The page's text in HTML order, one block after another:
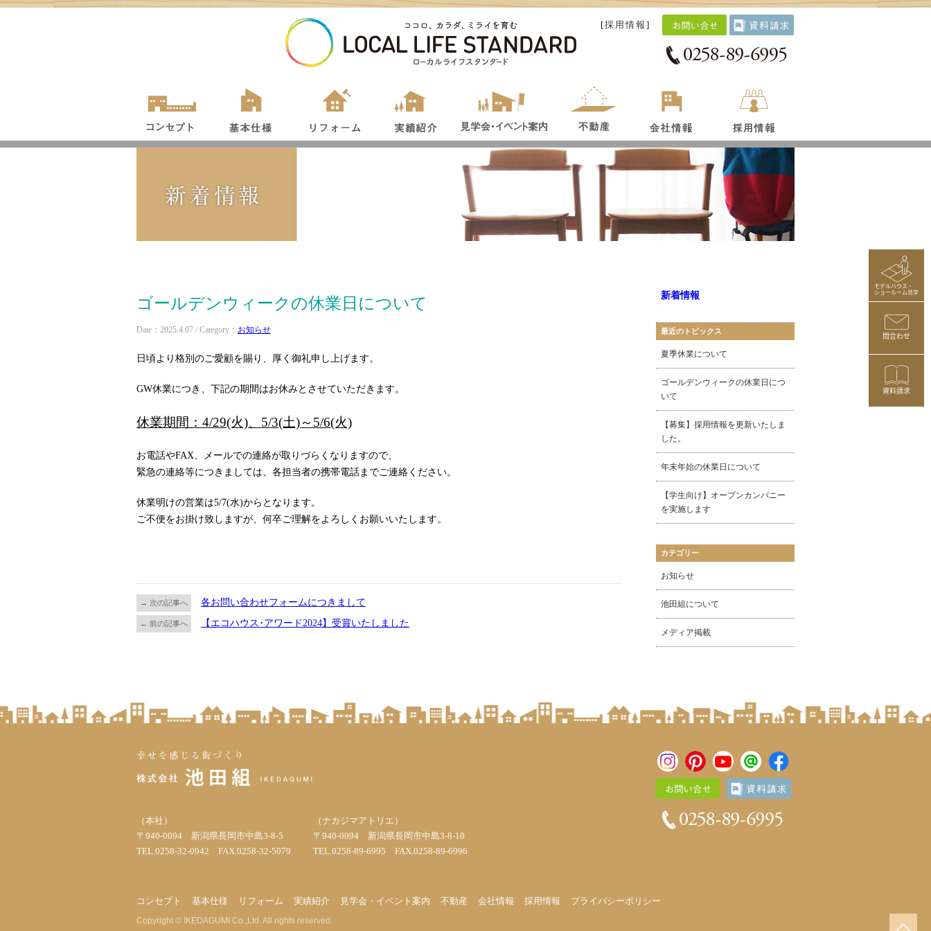
[採用情報 ]
モデルハウス・
ショールーム見学
問合わせ
資料請求
ゴールデンウィークの休業日について
Date：2025.4.07 / Category： お知らせ
日頃より格別のご愛顧を賜り、厚く御礼申し上げます。
GW休業につき、下記の期間はお休みとさせていただきます。
休業期間：4/29(火)、5/3(土)～5/6(火)
お電話やFAX、メールでの連絡が取りづらくなりますので、
緊急の連絡等につきましては、各担当者の携帯電話までご連絡ください。
休業明けの営業は5/7(水)からとなります。
ご不便をお掛け致しますが、何卒ご理解をよろしくお願いいたします。
→ 次の記事へ 各お問い合わせフォームにつきまして
← 前の記事へ 【エコハウス･アワード2024】受賞いたしました
新着情報
最近のトピックス
夏季休業について
ゴールデンウィークの休業日につ
いて
【募集】採用情報を更新いたしま
した。
年末年始の休業日について
【学生向け】オープンカンパニー
を実施します
カテゴリー
お知らせ
池田組について
メディア掲載
（本社）
〒940-0094 新潟県長岡市中島3-8-5
TEL.0258-32-0942 FAX.0258-32-5079
（ナカジマアトリエ）
〒940-0094 新潟県長岡市中島3-8-10
TEL.0258-89-6995 FAX.0258-89-6996
コンセプト 基本仕様 リフォーム 実績紹介 見学会・イベント案内 不動産 会社情報 採用情報 プライバシーポリシー
Copyright © IKEDAGUMI Co.,Ltd. All rights reserved.